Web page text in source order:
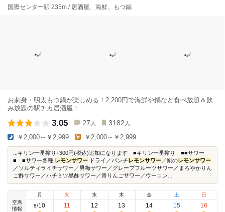
国際センター駅 235m / 居酒屋、海鮮、もつ鍋
お刺身・明太もつ鍋が楽しめる！2,200円で海鮮や鍋など食べ放題＆飲
み放題の駅チカ居酒屋！
3.05 27 人 3182 人
￥2,000～￥2,999 ￥2,000～￥2,999
...キリン一番搾り+300円(税込)追加になります ■キリン一番搾り ■■サワー
■ ■サワー各種 レモンサワー ドライ／パンチ レモンサワー ／剛の レモンサワー
／ソルティライチサワー／男梅サワー／グレープフルーツサワー／まろやかりん
ご酢サワー／ハチミツ黒酢サワー／青りんごサワー／ウーロン...
空席
情報
月
8/10
火
11
水
12
木
13
金
14
土
15
日
16